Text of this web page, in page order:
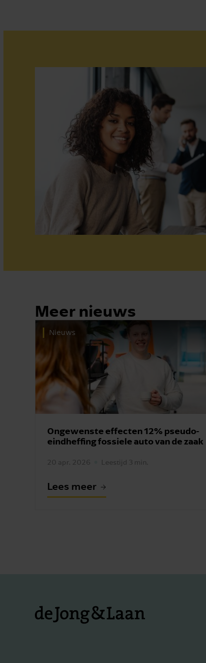
Meer nieuws
Nieuws
Ongewenste effecten 12% pseudo-
eindheffing fossiele auto van de zaak
20 apr. 2026 Leestijd 3 min.
Lees meer